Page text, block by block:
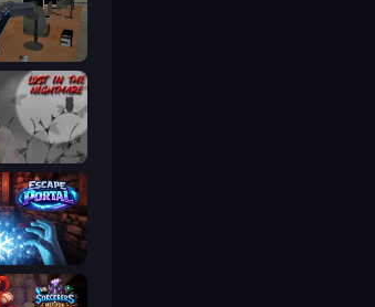
Horror Story
Escape Portal